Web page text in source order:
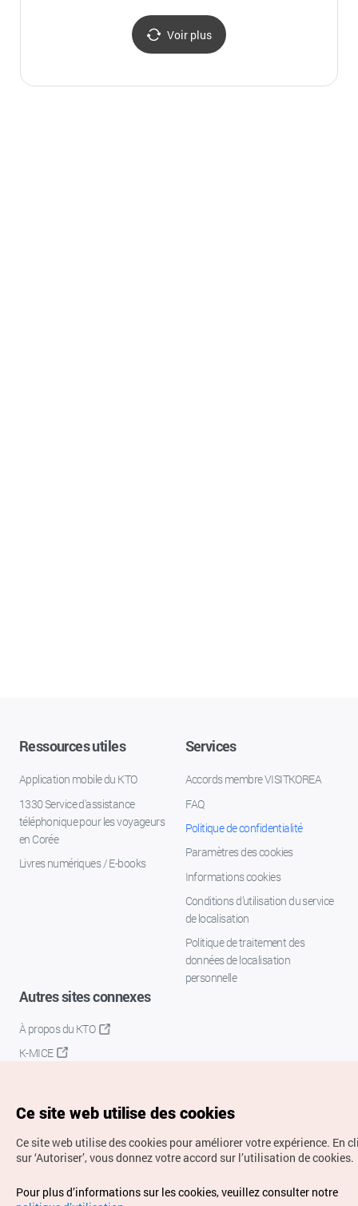
Voir plus
Ressources utiles
Application mobile du KTO
1330 Service d'assistance
téléphonique pour les voyageurs
en Corée
Livres numériques / E-books
Services
Accords membre VISITKOREA
FAQ
Politique de confidentialité
Paramètres des cookies
Informations cookies
Conditions d’utilisation du service
de localisation
Politique de traitement des
données de localisation
personnelle
Autres sites connexes
À propos du KTO
K-MICE
Droits d’auteur (c) Office National du Tourisme en Corée.
Tous droits réservés.
Ce site web utilise des cookies
Ce site web utilise des cookies pour améliorer votre expérience. En
sur ‘Autoriser’, vous donnez votre accord sur l’utilisation de cookies.
Pour plus d’informations sur les cookies, veuillez consulter notre